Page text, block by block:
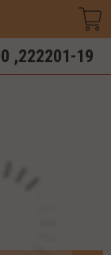
,222201-19